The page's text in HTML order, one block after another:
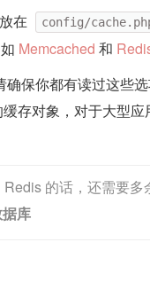
在 config/
Memcached 和
保你都有读过这些
存对象，对于大型
的话，还需要多
库